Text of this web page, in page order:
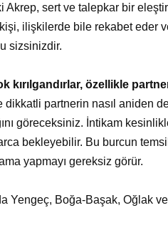
Akrep, sert ve talepkar bir
ilişkilerde bile rekabet eder
sizsinizdir.
kırılgandırlar, özellikle
dikkatli partnerin nasıl aniden
göreceksiniz. İntikam
bekleyebilir. Bu burcun
yapmayı gereksiz görür.
Yengeç, Boğa-Başak, Oğlak